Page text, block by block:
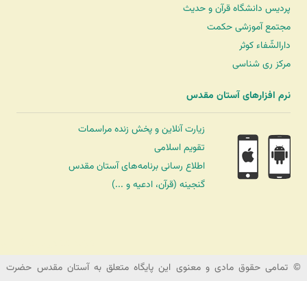
پردیس دانشگاه قرآن و حدیث
مجتمع آموزشی حکمت
دارالشّفاء کوثر
مرکز ری شناسی
نرم افزارهای آستان مقدس
زیارت آنلاین و پخش زنده مراسمات
تقویم اسلامی
اطلاع رسانی برنامه‌های آستان مقدس
گنجینه (قرآن، ادعیه و ...)
© تمامی حقوق مادی و معنوی این پایگاه متعلق به آستان مقدس حضرت